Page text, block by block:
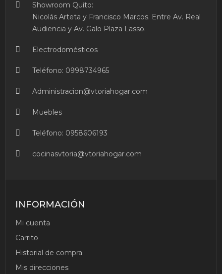
Showroom Quito:
Nicolás Arteta y Francisco Marcos. Entre Av. Real
Audiencia y Av. Galo Plaza Lasso.
Electrodomésticos
Teléfono: 0998734965
Administracion@vtoriahogar.com
Muebles
Teléfono: 0958606193
cocinasvtoria@vtoriahogar.com
INFORMACIÓN
Mi cuenta
Carrito
Historial de compra
Mis direcciones